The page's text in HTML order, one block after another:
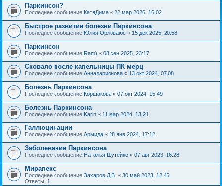
Паркинсон?
Последнее сообщение КатяДима « 22 мар 2026, 16:02
Быстрое развитие болезни Паркинсона
Последнее сообщение Юлия Орловаюс « 15 дек 2025, 20:58
Паркинсон
Последнее сообщение Ram) « 08 сен 2025, 23:17
Сковало после капельницы ПК мерц
Последнее сообщение Анналарионова « 13 окт 2024, 07:08
Болезнь Паркинсона
Последнее сообщение Коршакова « 07 окт 2024, 15:49
Болезнь Паркинсона
Последнее сообщение Karin « 11 мар 2024, 13:21
Галлюцинации
Последнее сообщение Армида « 28 янв 2024, 17:12
Заболевание Паркинсона
Последнее сообщение Наталья Шутейко « 07 авг 2023, 16:28
Мирапекс
Последнее сообщение Захаров Д.В. « 30 май 2023, 12:46
Ответы: 1